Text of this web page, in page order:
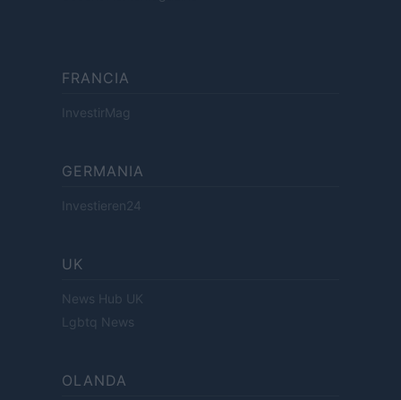
FRANCIA
InvestirMag
GERMANIA
Investieren24
UK
News Hub UK
Lgbtq News
OLANDA